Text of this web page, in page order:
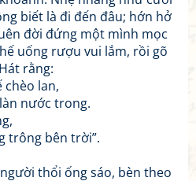
biết là đi đến đâu; hớn hở
đời đứng một mình mọc
uống rượu vui lắm, rồi gõ
rằng:
chèo lan,
nước trong.
trông bên trời”.
thổi ống sáo, bèn theo